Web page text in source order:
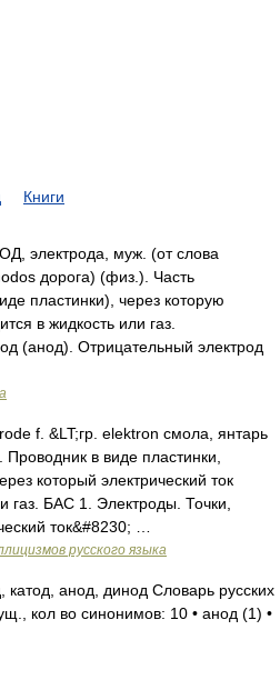
Книги
электрода, муж. (от слова
дорога) (физ.). Часть
пластинки), через которую
в жидкость или газ.
(анод). Отрицательный электрод
f. &LT;гр. elektron смола, янтарь
в виде пластинки,
который электрический ток
газ. БАС 1. Электроды. Точки,
ток&#8230; …
русского языка
катод, анод, динод Словарь русских
кол во синонимов: 10 • анод (1) •